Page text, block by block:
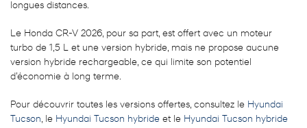
longues distances.
Le Honda CR-V 2026, pour sa part, est offert avec un moteur
turbo de 1,5 L et une version hybride, mais ne propose aucune
version hybride rechargeable, ce qui limite son potentiel
d’économie à long terme.
Pour découvrir toutes les versions offertes, consultez le Hyundai
Tucson, le Hyundai Tucson hybride et le Hyundai Tucson hybride